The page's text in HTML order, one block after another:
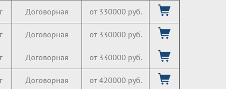
Договорная от 330000 руб.
Договорная от 330000 руб.
Договорная от 330000 руб.
Договорная от 420000 руб.